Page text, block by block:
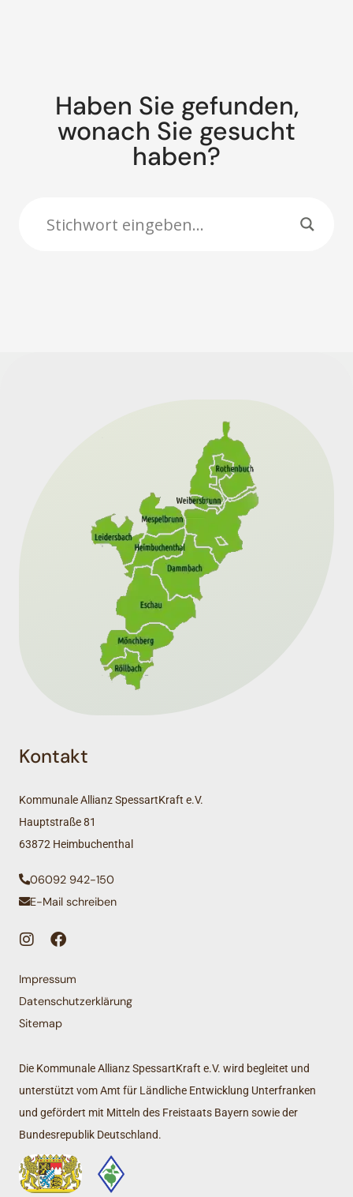
Haben Sie gefunden,
wonach Sie gesucht
haben?
Kontakt
Kommunale Allianz SpessartKraft e.V.
Hauptstraße 81
63872 Heimbuchenthal
06092 942-150
E-Mail schreiben
Impressum
Datenschutzerklärung
Sitemap
Die Kommunale Allianz SpessartKraft e.V. wird begleitet und
unterstützt vom Amt für Ländliche Entwicklung Unterfranken
und gefördert mit Mitteln des Freistaats Bayern sowie der
Bundesrepublik Deutschland.